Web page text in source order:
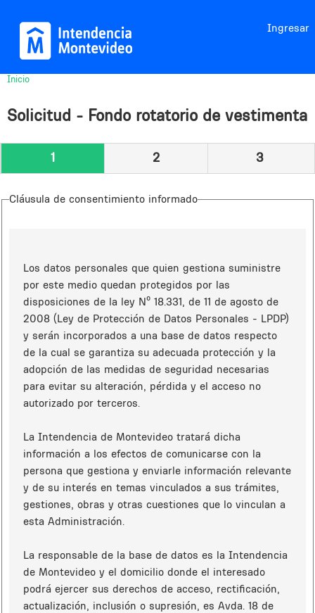
Ingresar
está
Inicio
Solicitud - Fondo rotatorio de vestimenta
1 2 3
Cláusula de consentimiento informado
Los datos personales que quien gestiona suministre
por este medio quedan protegidos por las
disposiciones de la ley Nº 18.331, de 11 de agosto de
2008 (Ley de Protección de Datos Personales - LPDP)
y serán incorporados a una base de datos respecto
de la cual se garantiza su adecuada protección y la
adopción de las medidas de seguridad necesarias
para evitar su alteración, pérdida y el acceso no
autorizado por terceros.
La Intendencia de Montevideo tratará dicha
información a los efectos de comunicarse con la
persona que gestiona y enviarle información relevante
y de su interés en temas vinculados a sus trámites,
gestiones, obras y otras cuestiones que lo vinculan a
esta Administración.
La responsable de la base de datos es la Intendencia
de Montevideo y el domicilio donde el interesado
podrá ejercer sus derechos de acceso, rectificación,
actualización, inclusión o supresión, es Avda. 18 de